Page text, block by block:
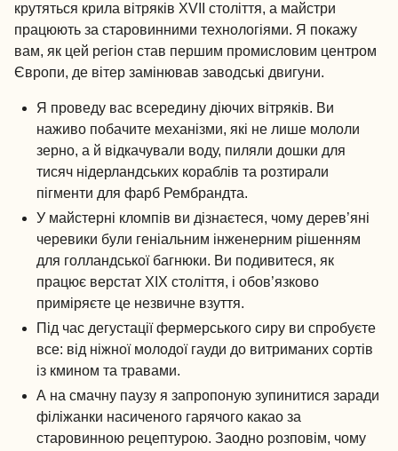
крутяться крила вітряків XVII століття, а майстри
працюють за старовинними технологіями. Я покажу
вам, як цей регіон став першим промисловим центром
Європи, де вітер замінював заводські двигуни.
Я проведу вас всередину діючих вітряків. Ви
наживо побачите механізми, які не лише мололи
зерно, а й відкачували воду, пиляли дошки для
тисяч нідерландських кораблів та розтирали
пігменти для фарб Рембрандта.
У майстерні кломпів ви дізнаєтеся, чому дерев’яні
черевики були геніальним інженерним рішенням
для голландської багнюки. Ви подивитеся, як
працює верстат ХІХ століття, і обов’язково
приміряєте це незвичне взуття.
Під час дегустації фермерського сиру ви спробуєте
все: від ніжної молодої гауди до витриманих сортів
із кмином та травами.
А на смачну паузу я запропоную зупинитися заради
філіжанки насиченого гарячого какао за
старовинною рецептурою. Заодно розповім, чому